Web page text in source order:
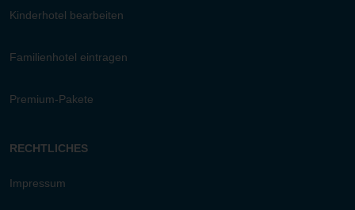
Kinderhotel bearbeiten
Familienhotel eintragen
Premium-Pakete
RECHTLICHES
Impressum